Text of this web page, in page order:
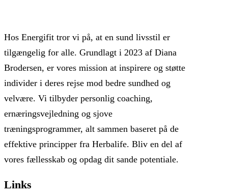
Hos Energifit tror vi på, at en sund livsstil er
tilgængelig for alle. Grundlagt i 2023 af Diana
Brodersen, er vores mission at inspirere og støtte
individer i deres rejse mod bedre sundhed og
velvære. Vi tilbyder personlig coaching,
ernæringsvejledning og sjove
træningsprogrammer, alt sammen baseret på de
effektive principper fra Herbalife. Bliv en del af
vores fællesskab og opdag dit sande potentiale.
Links